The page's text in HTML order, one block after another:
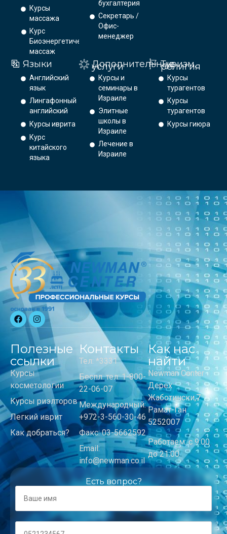
Курсы
массажа
Курс
Биоэнергетический
массаж
бухгалтерия
Секретарь /
Офис-
менеджер
Языки
Английский
язык
Лингафонный
английский
Курсы иврита
Курс
китайского
языка
Дополнительные
услуги
Курсы и
семинары в
Израиле
Элитные
школы в
Израиле
Лечение в
Израиле
Туризм,
религия
Курсы
турагентов
Курсы
турагентов
Курсы гиюра
Полезные
ссылки
Курсы
косметологии
Курсы риэлторов
Легкий иврит
Как добраться?
Контакты
Тел: *3331
Беспл. тел: 1-800-
22-06-07
Международный:
+972-3-560-30-46
Факс: 03-5662592
Email:
info@newman.co.il
Как нас
найти
Newman Center
Дерех
Жаботински,7
Рамат-Ган
5252007
Работаем: с 9:00
до 21:00
Есть вопрос?